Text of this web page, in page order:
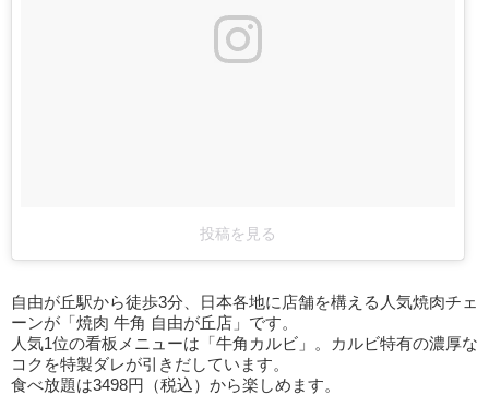
投稿を見る
自由が丘駅から徒歩3分、日本各地に店舗を構える人気焼肉チェ
ーンが「焼肉 牛角 自由が丘店」です。
人気1位の看板メニューは「牛角カルビ」。カルビ特有の濃厚な
コクを特製ダレが引きだしています。
食べ放題は3498円（税込）から楽しめます。